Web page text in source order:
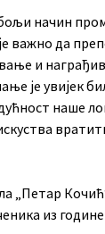
начин
да
и
је увијек
наше
„Петар
из